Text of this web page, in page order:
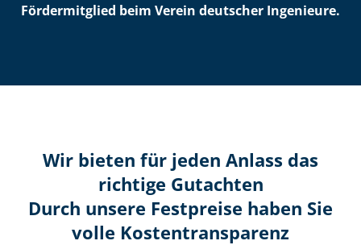
Fördermitglied beim Verein deutscher Ingenieure.
Wir bieten für jeden Anlass das
richtige Gutachten
Durch unsere Festpreise haben Sie
volle Kosten­transparenz